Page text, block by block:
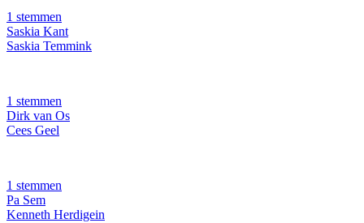
1 stemmen
Saskia Kant
Saskia Temmink
1 stemmen
Dirk van Os
Cees Geel
1 stemmen
Pa Sem
Kenneth Herdigein